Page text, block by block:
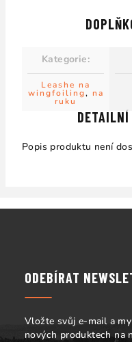
DETAILNÍ
Popis produktu není
Kategorie:
Leashe na
wingfoiling, na
ruku
ODEBÍRAT
Vložte svůj e-mail a
nových produktech na